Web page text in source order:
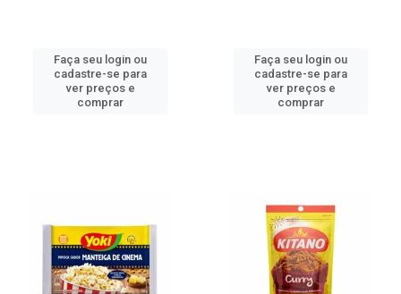
Faça seu login ou
cadastre-se para
ver preços e
comprar
Faça seu login ou
cadastre-se para
ver preços e
comprar